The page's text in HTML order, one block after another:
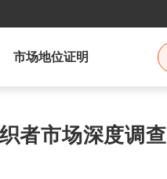
市场地位证明
者市场深度调查